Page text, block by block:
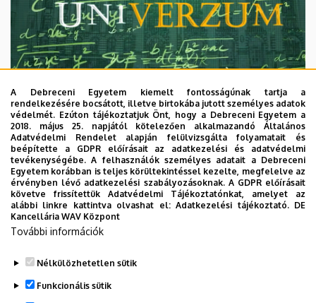
2026. augusztus 7.
Univerzum: A Debreceni Egyetem
titkos receptjei
KUTATÁS TUDOMÁNY
A Debreceni Egyetem kiemelt fontosságúnak tartja a
rendelkezésére bocsátott, illetve birtokába jutott személyes adatok
védelmét. Ezúton tájékoztatjuk Önt, hogy a Debreceni Egyetem a
2018. május 25. napjától kötelezően alkalmazandó Általános
Adatvédelmi Rendelet alapján felülvizsgálta folyamatait és
beépítette a GDPR előírásait az adatkezelési és adatvédelmi
tevékenységébe. A felhasználók személyes adatait a Debreceni
Egyetem korábban is teljes körültekintéssel kezelte, megfelelve az
érvényben lévő adatkezelési szabályozásoknak. A GDPR előírásait
követve frissítettük Adatvédelmi Tájékoztatónkat, amelyet az
alábbi linkre kattintva olvashat el:Adatkezelési tájékoztató. DE
Kancellária WAV Központ
További információk
Nélkülözhetetlen sütik
Funkcionális sütik